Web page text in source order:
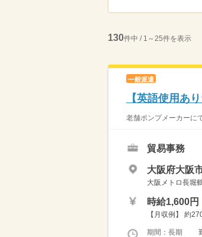
130件中 / 1～25件を表示
一般派遣
【英語使用あ
老舗ポンプメーカーに
貿易事務
大阪府大阪
大阪メトロ長堀
時給1,600円
【月収例】 約
期間：長期 勤